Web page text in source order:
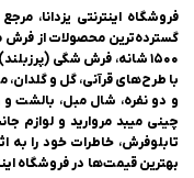
فروشگاه اینترنتی یزدانا،
۱۵۰۰ شانه، فرش شگی
با طرح‌های قرآنی، گل و
و دو نفره، شال مبل، بالشت
چینی میبد مروارید و لوازم
تابلوفرش، خاطرات خود را به
بهترین قیمت‌ها در فروشگاه